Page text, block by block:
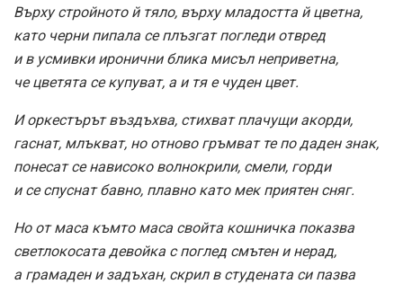
Върху стройното й тяло, върху младостта й цветна,
като черни пипала се плъзгат погледи отвред
и в усмивки иронични блика мисъл неприветна,
че цветята се купуват, а и тя е чуден цвет.
И оркестърът въздъхва, стихват плачущи акорди,
гаснат, млъкват, но отново гръмват те по даден знак,
понесат се нависоко волнокрили, смели, горди
и се спуснат бавно, плавно като мек приятен сняг.
Но от маса къмто маса свойта кошничка показва
светлокосата девойка с поглед смътен и нерад,
а грамаден и задъхан, скрил в студената си пазва